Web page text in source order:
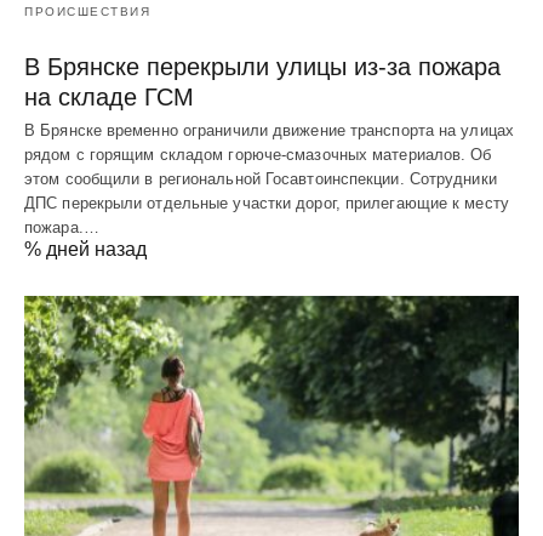
ПРОИСШЕСТВИЯ
В Брянске перекрыли улицы из-за пожара
на складе ГСМ
В Брянске временно ограничили движение транспорта на улицах
рядом с горящим складом горюче-смазочных материалов. Об
этом сообщили в региональной Госавтоинспекции. Сотрудники
ДПС перекрыли отдельные участки дорог, прилегающие к месту
пожара.…
% дней назад